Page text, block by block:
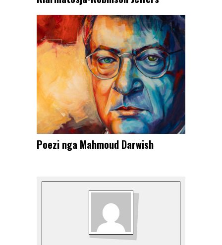
Poezi nga Mahmoud Darwish